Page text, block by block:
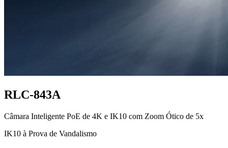
RLC-843A
Câmara Inteligente PoE de 4K e IK10 com Zoom Ótico de 5x
IK10 à Prova de Vandalismo